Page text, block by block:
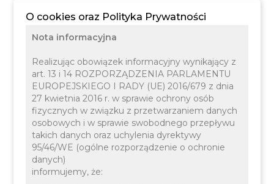
13 SIERPNIA 2025 INFORMACJE
O cookies oraz Polityka Prywatności
Nota informacyjna
Realizując obowiązek informacyjny wynikający z
art. 13 i 14 ROZPORZĄDZENIA PARLAMENTU
EUROPEJSKIEGO I RADY (UE) 2016/679 z dnia
27 kwietnia 2016 r. w sprawie ochrony osób
fizycznych w związku z przetwarzaniem danych
osobowych i w sprawie swobodnego przepływu
takich danych oraz uchylenia dyrektywy
95/46/WE (ogólne rozporządzenie o ochronie
danych)
informujemy, że: